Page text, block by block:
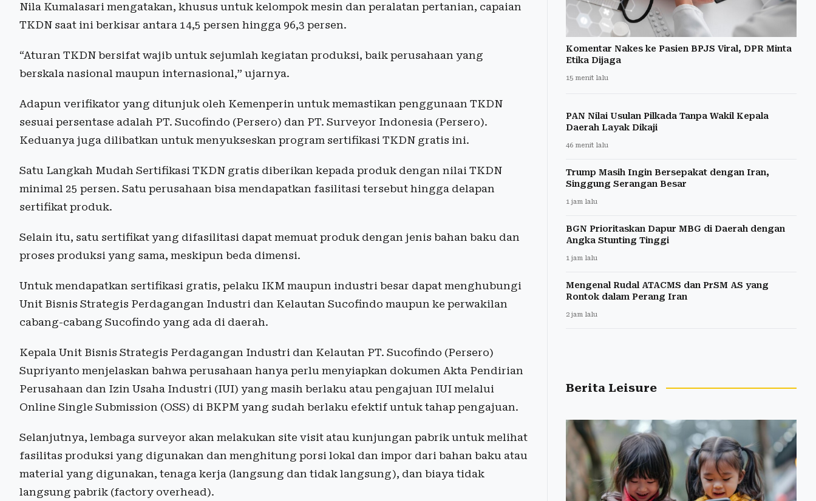
Nila Kumalasari mengatakan, khusus untuk kelompok mesin dan peralatan pertanian, capaian
TKDN saat ini berkisar antara 14,5 persen hingga 96,3 persen.
“Aturan TKDN bersifat wajib untuk sejumlah kegiatan produksi, baik perusahaan yang
berskala nasional maupun internasional,” ujarnya.
Adapun verifikator yang ditunjuk oleh Kemenperin untuk memastikan penggunaan TKDN
sesuai persentase adalah PT. Sucofindo (Persero) dan PT. Surveyor Indonesia (Persero).
Keduanya juga dilibatkan untuk menyukseskan program sertifikasi TKDN gratis ini.
Satu Langkah Mudah Sertifikasi TKDN gratis diberikan kepada produk dengan nilai TKDN
minimal 25 persen. Satu perusahaan bisa mendapatkan fasilitasi tersebut hingga delapan
sertifikat produk.
Selain itu, satu sertifikat yang difasilitasi dapat memuat produk dengan jenis bahan baku dan
proses produksi yang sama, meskipun beda dimensi.
Untuk mendapatkan sertifikasi gratis, pelaku IKM maupun industri besar dapat menghubungi
Unit Bisnis Strategis Perdagangan Industri dan Kelautan Sucofindo maupun ke perwakilan
cabang-cabang Sucofindo yang ada di daerah.
Kepala Unit Bisnis Strategis Perdagangan Industri dan Kelautan PT. Sucofindo (Persero)
Supriyanto menjelaskan bahwa perusahaan hanya perlu menyiapkan dokumen Akta Pendirian
Perusahaan dan Izin Usaha Industri (IUI) yang masih berlaku atau pengajuan IUI melalui
Online Single Submission (OSS) di BKPM yang sudah berlaku efektif untuk tahap pengajuan.
Selanjutnya, lembaga surveyor akan melakukan site visit atau kunjungan pabrik untuk melihat
fasilitas produksi yang digunakan dan menghitung porsi lokal dan impor dari bahan baku atau
material yang digunakan, tenaga kerja (langsung dan tidak langsung), dan biaya tidak
langsung pabrik (factory overhead).
Komentar Nakes ke Pasien BPJS Viral, DPR Minta
Etika Dijaga
15 menit lalu
PAN Nilai Usulan Pilkada Tanpa Wakil Kepala
Daerah Layak Dikaji
46 menit lalu
Trump Masih Ingin Bersepakat dengan Iran,
Singgung Serangan Besar
1 jam lalu
BGN Prioritaskan Dapur MBG di Daerah dengan
Angka Stunting Tinggi
1 jam lalu
Mengenal Rudal ATACMS dan PrSM AS yang
Rontok dalam Perang Iran
2 jam lalu
Berita Leisure